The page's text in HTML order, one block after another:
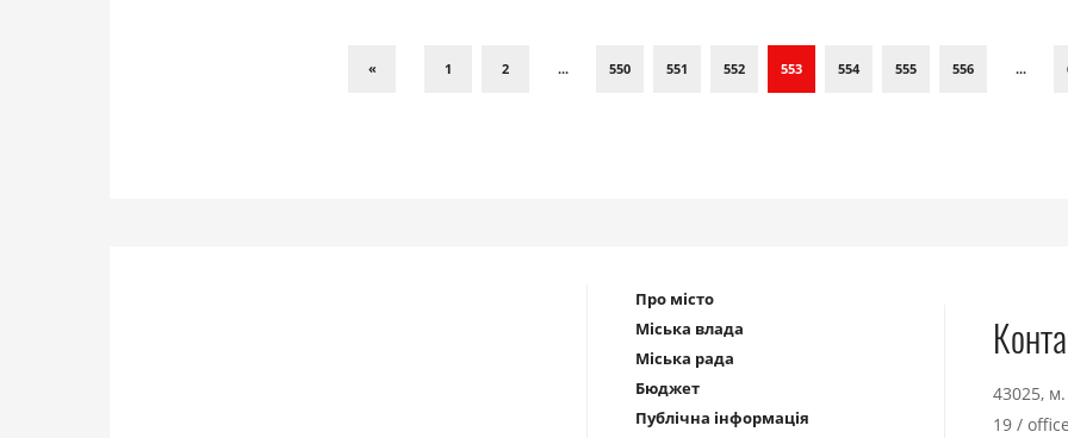
« 1 2 ... 550 551 552 553 554 555 556 ...
Про місто
Міська влада
Міська рада
Бюджет
Публічна інформація
43025,
19 /